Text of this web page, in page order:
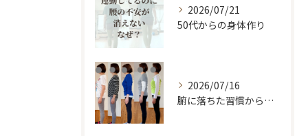
2026/07/21
50代からの身体作り
2026/07/16
腑に落ちた習慣から変わる